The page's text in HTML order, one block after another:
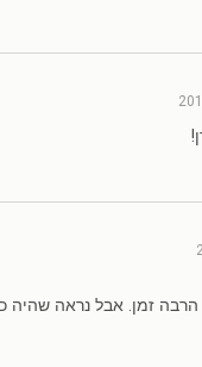
הרבה זמן. אבל נראה שהיה